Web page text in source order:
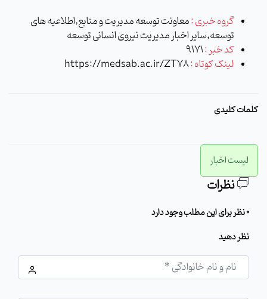
گروه خبری :معاونت توسعه مدیریت و منابع,اطلاعیه های
توسعه,سایر اخبار مدیریت نیروی انسانی توسعه
کد خبر :9171
لینک کوتاه :https://medsab.ac.ir/ZT78
کلمات کلیدی
لیست اخبار
نظرات
0 نظر برای این مطلب وجود دارد
نظر دهید